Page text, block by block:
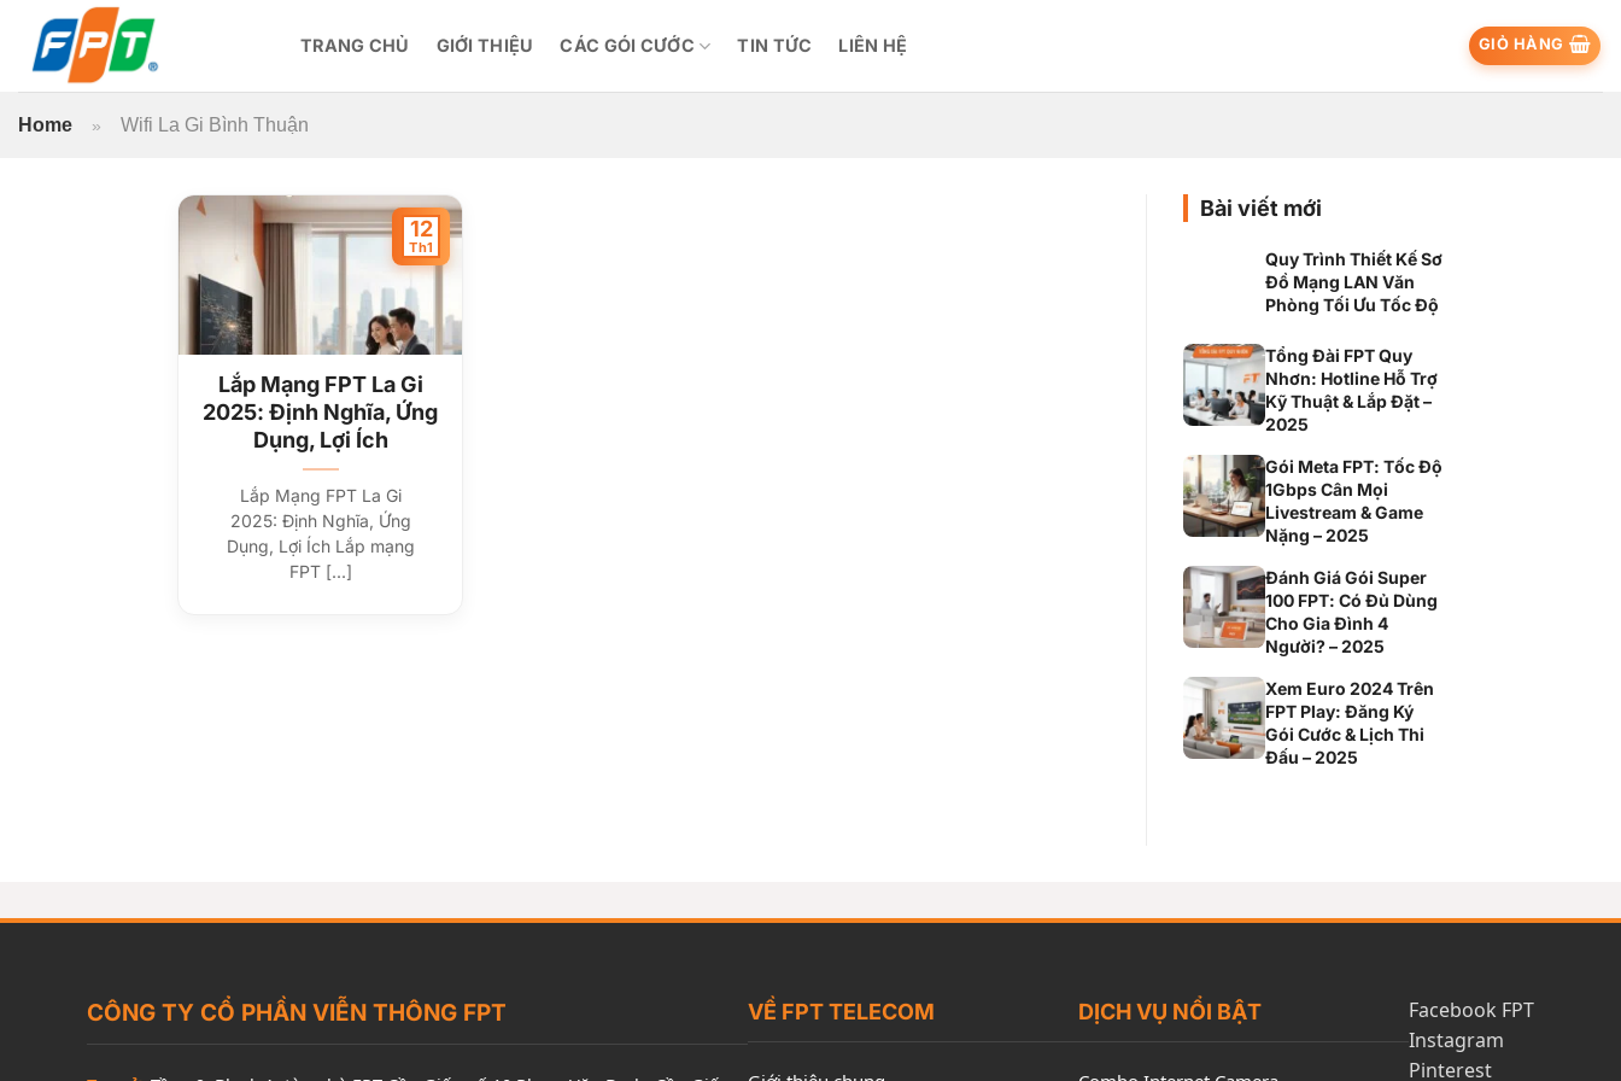
TRANG CHỦ GIỚI THIỆU CÁC GÓI CƯỚC TIN TỨC LIÊN HỆ GIỎ HÀNG
Home » Wifi La Gi Bình Thuận
Lắp Mạng FPT La Gi
2025: Định Nghĩa, Ứng
Dụng, Lợi Ích
Lắp Mạng FPT La Gi
2025: Định Nghĩa, Ứng
Dụng, Lợi Ích Lắp mạng
FPT [...]
12
Th1
Bài viết mới
Quy Trình Thiết Kế Sơ
Đồ Mạng LAN Văn
Phòng Tối Ưu Tốc Độ
Tổng Đài FPT Quy
Nhơn: Hotline Hỗ Trợ
Kỹ Thuật & Lắp Đặt –
2025
Gói Meta FPT: Tốc Độ
1Gbps Cân Mọi
Livestream & Game
Nặng – 2025
Đánh Giá Gói Super
100 FPT: Có Đủ Dùng
Cho Gia Đình 4
Người? – 2025
Xem Euro 2024 Trên
FPT Play: Đăng Ký
Gói Cước & Lịch Thi
Đấu – 2025
CÔNG TY CỔ PHẦN VIỄN THÔNG FPT VỀ FPT TELECOM DỊCH VỤ NỔI BẬT
Facebook FPT
Instagram
Pinterest